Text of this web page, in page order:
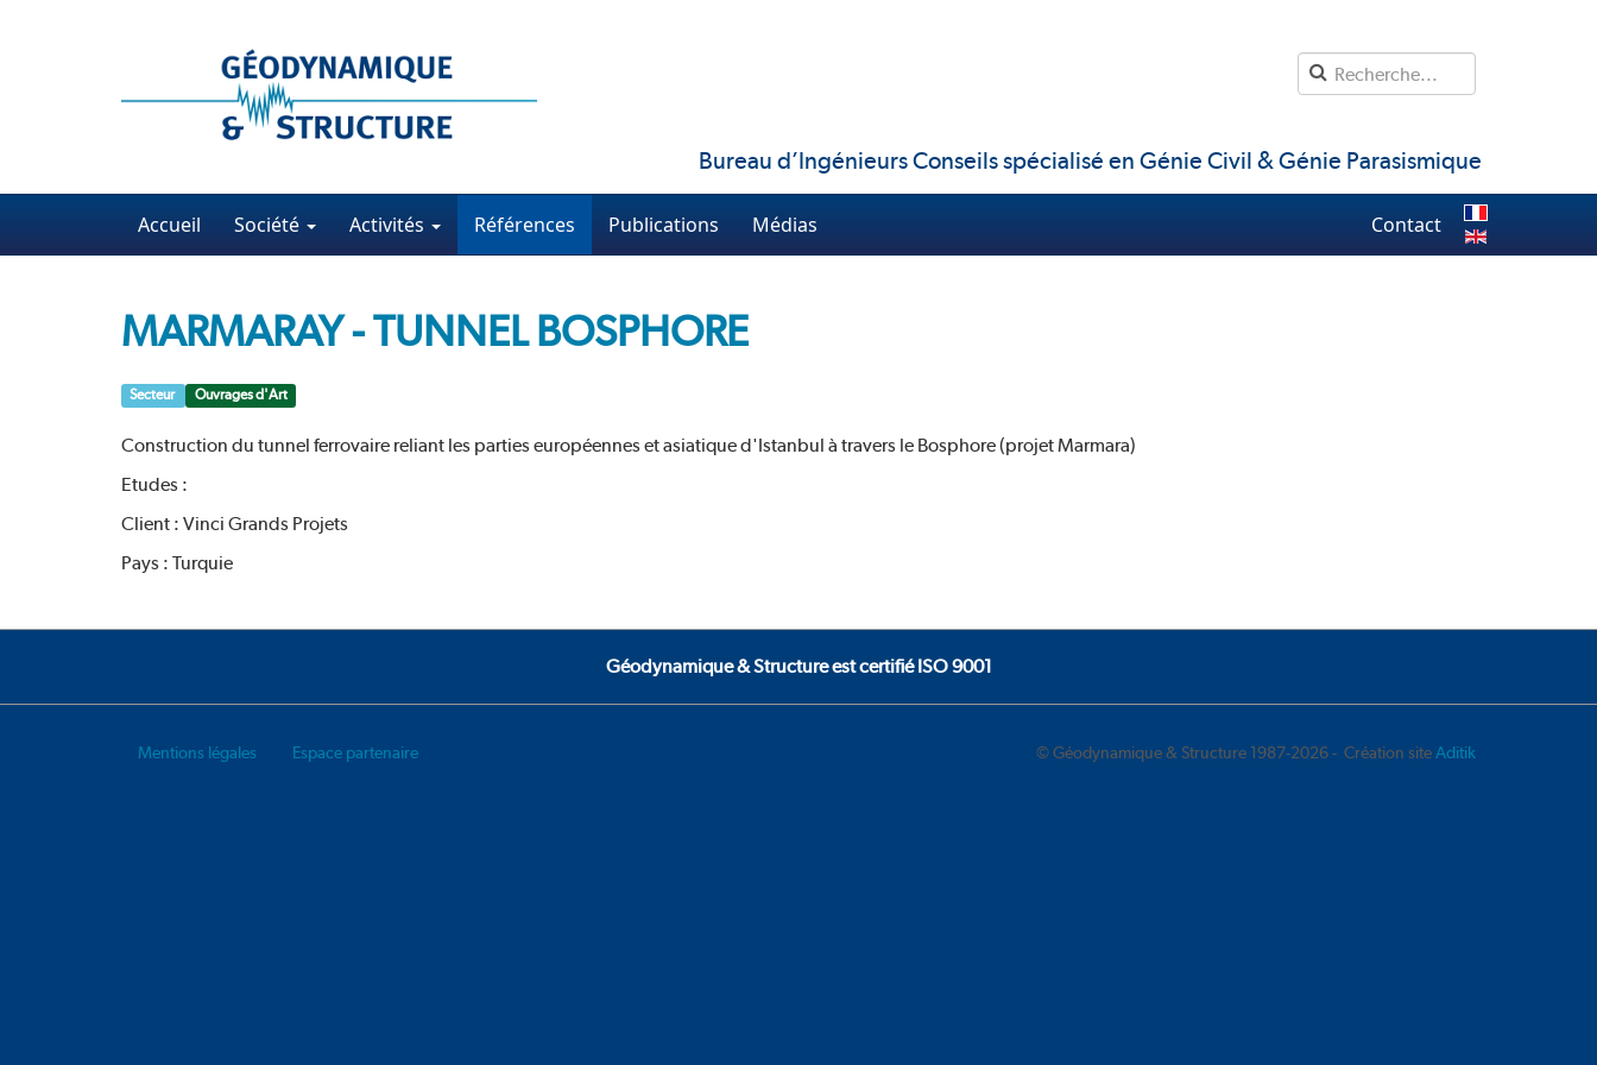
Bureau d’Ingénieurs Conseils spécialisé en Génie Civil & Génie Parasismique
Accueil Société Activités Références Publications Médias Contact
MARMARAY - TUNNEL BOSPHORE
Secteur Ouvrages d'Art
Construction du tunnel ferrovaire reliant les parties européennes et asiatique d'Istanbul à travers le Bosphore (projet Marmara)
Etudes :
Client : Vinci Grands Projets
Pays : Turquie
Géodynamique & Structure est certifié ISO 9001
Mentions légales Espace partenaire © Géodynamique & Structure 1987-2026 - Création siteAditik